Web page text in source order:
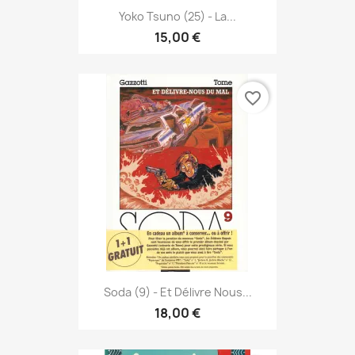
Yoko Tsuno (25) - La...
15,00 €
Soda (9) - Et Délivre Nous...
18,00 €
favorite_border